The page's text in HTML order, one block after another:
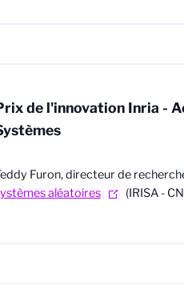
de l'innovation Inria -
Furon, directeur de
aléatoires
(IRISA -